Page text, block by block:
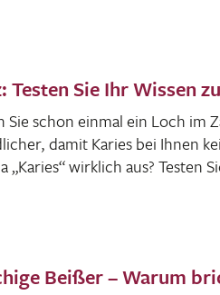
Testen Sie Ihr Wissen
Sie schon einmal ein Loch im
damit Karies bei Ihnen
„Karies“ wirk­lich aus? Testen
Beißer – Warum